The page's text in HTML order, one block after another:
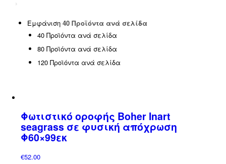
Uncategorized(2)
Αιώρες - Κούνιες(5)
Διακόσμηση (5)
Είδη ταξιδίου(0)
Έπιπλα(0)
ΟΜΠΡΕΛΕΣ(3)
Ομπρέλες Κήπου - Πισίνας - Βεράντας
ΠΑΝΙΑ & ΑΝΤΑΛΛΑΚΤΙΚΑ
Εμφάνιση 40 Προϊόντα ανά σελίδα
40 Προϊόντα ανά σελίδα
80 Προϊόντα ανά σελίδα
120 Προϊόντα ανά σελίδα
Φωτιστικό οροφής Boher Inart
seagrass σε φυσική απόχρωση
Φ60×99εκ
€52.00